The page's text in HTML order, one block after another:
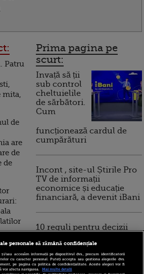
Patru
de
are
de
de
Prima pagina pe
scurt:
Invață să ții
sub control
cheltuielile
de sărbători.
Cum
funcționează cardul de
cumpărături
Incont , site-ul Știrile Pro
TV de informații
economice și educație
financiară, a devenit iBani
10 reguli pentru decizii
personale să rămână confidențiale
sau accesăm informații pe dispozitivul dvs., precum identificatorii
cu caracter personal. Puteți accepta sau gestiona alegerile dvs.
pe pagina cu politica de confidențialitate. Aceste alegeri vor fi
vor afecta navigarea.
Mai multe detalii